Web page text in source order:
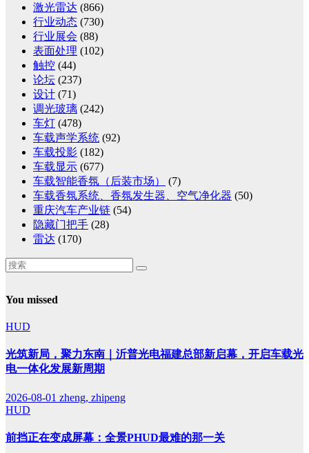
激光雷达 (866)
行业动态 (730)
行业展会 (88)
表面处理 (102)
触控 (44)
论坛 (237)
设计 (71)
调光玻璃 (242)
车灯 (478)
车载声学系统 (92)
车载投影 (182)
车载显示 (677)
车载智能香氛（后装市场）
(7)
车载香氛系统、香氛发生器、空气净化器 (50)
重庆汽车产业链 (54)
隐藏门把手 (28)
雷达 (170)
You missed
HUD
光筑新局，聚力东南｜沂普光电福建总部新启幕，开启车载光
电一体化发展新周期
2026-08-01 zheng, zhipeng
HUD
前挡正在变成屏幕：全景PHUD最难的那一关